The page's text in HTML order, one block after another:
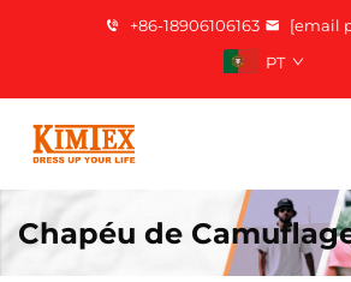
+86-18906106163
[email
PT
Chapéu de